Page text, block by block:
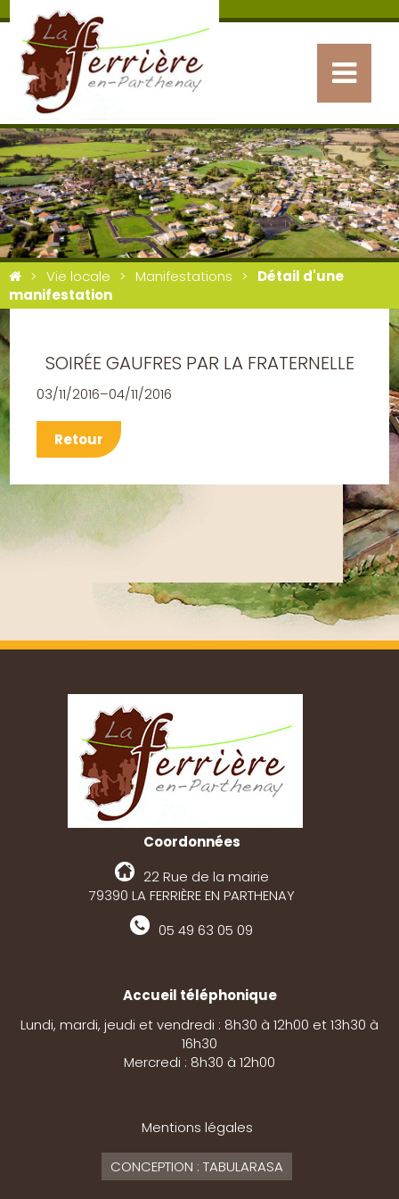
Vie locale Manifestations
Détail d'une
manifestation
SOIRÉE GAUFRES PAR LA FRATERNELLE
03/11/2016–04/11/2016
Retour
Coordonnées
22 Rue de la mairie
79390 LA FERRIÈRE EN PARTHENAY
05 49 63 05 09
Accueil téléphonique
Lundi, mardi, jeudi et vendredi : 8h30 à 12h00 et 13h30 à
16h30
Mercredi : 8h30 à 12h00
Mentions légales
CONCEPTION : TABULARASA